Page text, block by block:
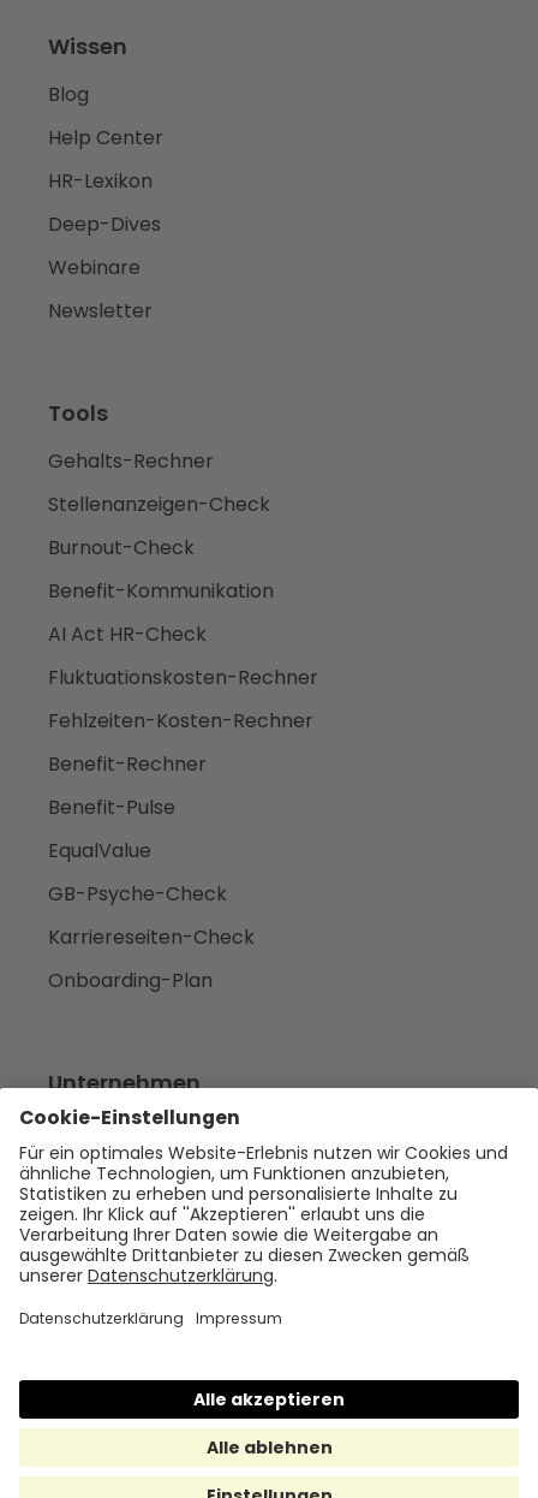
Wissen
Blog
Help Center
HR-Lexikon
Deep-Dives
Webinare
Newsletter
Tools
Gehalts-Rechner
Stellenanzeigen-Check
Burnout-Check
Benefit-Kommunikation
AI Act HR-Check
Fluktuationskosten-Rechner
Fehlzeiten-Kosten-Rechner
Benefit-Rechner
Benefit-Pulse
EqualValue
GB-Psyche-Check
Karriereseiten-Check
Onboarding-Plan
Unternehmen
Empfehlen
Über uns
Presse
Karriere
Rechtliches